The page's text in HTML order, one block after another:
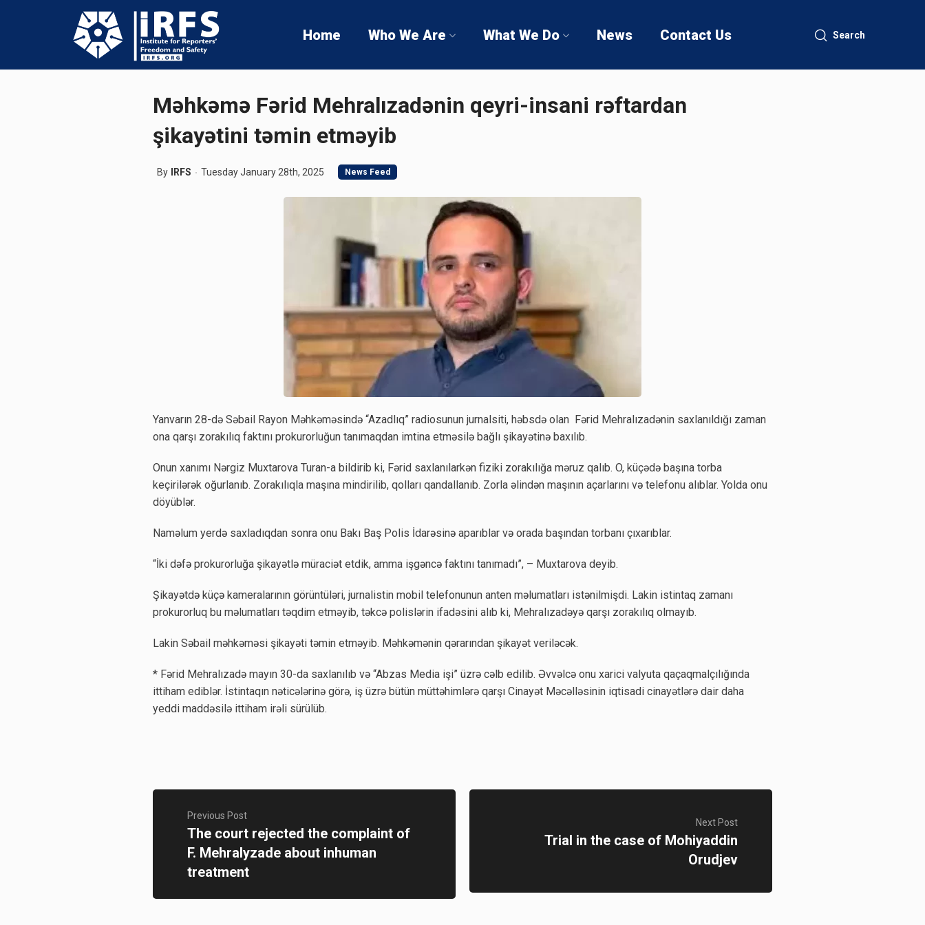
Home Who We Are What We Do News Contact Us Search
Məhkəmə Fərid Mehralızadənin qeyri-insani rəftardan
şikayətini təmin etməyib
By IRFS Tuesday January 28th, 2025 News Feed
Yanvarın 28-də Səbail Rayon Məhkəməsində “Azadlıq” radiosunun jurnalsiti, həbsdə olan Fərid Mehralızadənin saxlanıldığı zaman
ona qarşı zorakılıq faktını prokurorluğun tanımaqdan imtina etməsilə bağlı şikayətinə baxılıb.
Onun xanımı Nərgiz Muxtarova Turan-a bildirib ki, Fərid saxlanılarkən fiziki zorakılığa məruz qalıb. O, küçədə başına torba
keçirilərək oğurlanıb. Zorakılıqla maşına mindirilib, qolları qandallanıb. Zorla əlindən maşının açarlarını və telefonu alıblar. Yolda onu
döyüblər.
Naməlum yerdə saxladıqdan sonra onu Bakı Baş Polis İdarəsinə aparıblar və orada başından torbanı çıxarıblar.
“İki dəfə prokurorluğa şikayətlə müraciət etdik, amma işgəncə faktını tanımadı”, – Muxtarova deyib.
Şikayətdə küçə kameralarının görüntüləri, jurnalistin mobil telefonunun anten məlumatları istənilmişdi. Lakin istintaq zamanı
prokurorluq bu məlumatları təqdim etməyib, təkcə polislərin ifadəsini alıb ki, Mehralızadəyə qarşı zorakılıq olmayıb.
Lakin Səbail məhkəməsi şikayəti təmin etməyib. Məhkəmənin qərarından şikayət veriləcək.
* Fərid Mehralızadə mayın 30-da saxlanılıb və “Abzas Media işi” üzrə cəlb edilib. Əvvəlcə onu xarici valyuta qaçaqmalçılığında
ittiham ediblər. İstintaqın nəticələrinə görə, iş üzrə bütün müttəhimlərə qarşı Cinayət Məcəlləsinin iqtisadi cinayətlərə dair daha
yeddi maddəsilə ittiham irəli sürülüb.
Previous Post
The court rejected the complaint of
F. Mehralyzade about inhuman
treatment
Next Post
Trial in the case of Mohiyaddin
Orudjev